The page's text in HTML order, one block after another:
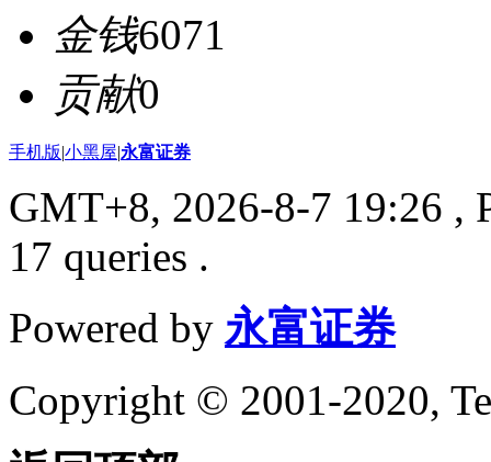
金钱6071
贡献0
手机版|小黑屋|永富证券
GMT+8, 2026-8-7 19:26 ,
17 queries .
Powered by 永富证券
Copyright © 2001-2020,